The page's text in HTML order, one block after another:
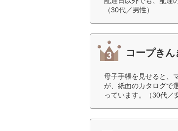
（30代／男性）
コープきん
母子手帳を見せると、
が、紙面のカタログで
っています。（30代／